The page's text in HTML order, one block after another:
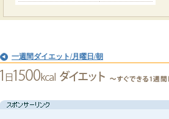
一週間ダイエット/月曜日/朝